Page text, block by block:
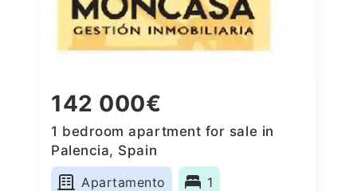
142 000€
1 bedroom apartment for sale in
Palencia, Spain
Apartamento
1